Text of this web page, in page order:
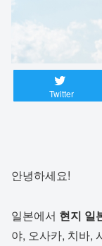
Twitter
안녕하세요!
일본에서 현지 일
야, 오사카, 치바,